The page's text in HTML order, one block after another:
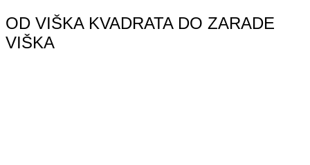
OD VIŠKA KVADRATA DO ZARADE
VIŠKA